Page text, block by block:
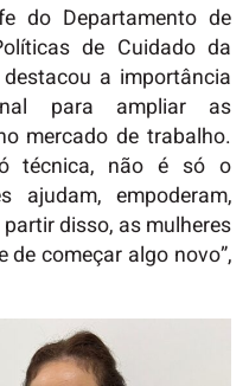
do Departamento de
de Cuidado da
a importância
para ampliar as
mercado de trabalho.
técnica, não é só o
ajudam, empoderam,
disso, as mulheres
de começar algo novo”,